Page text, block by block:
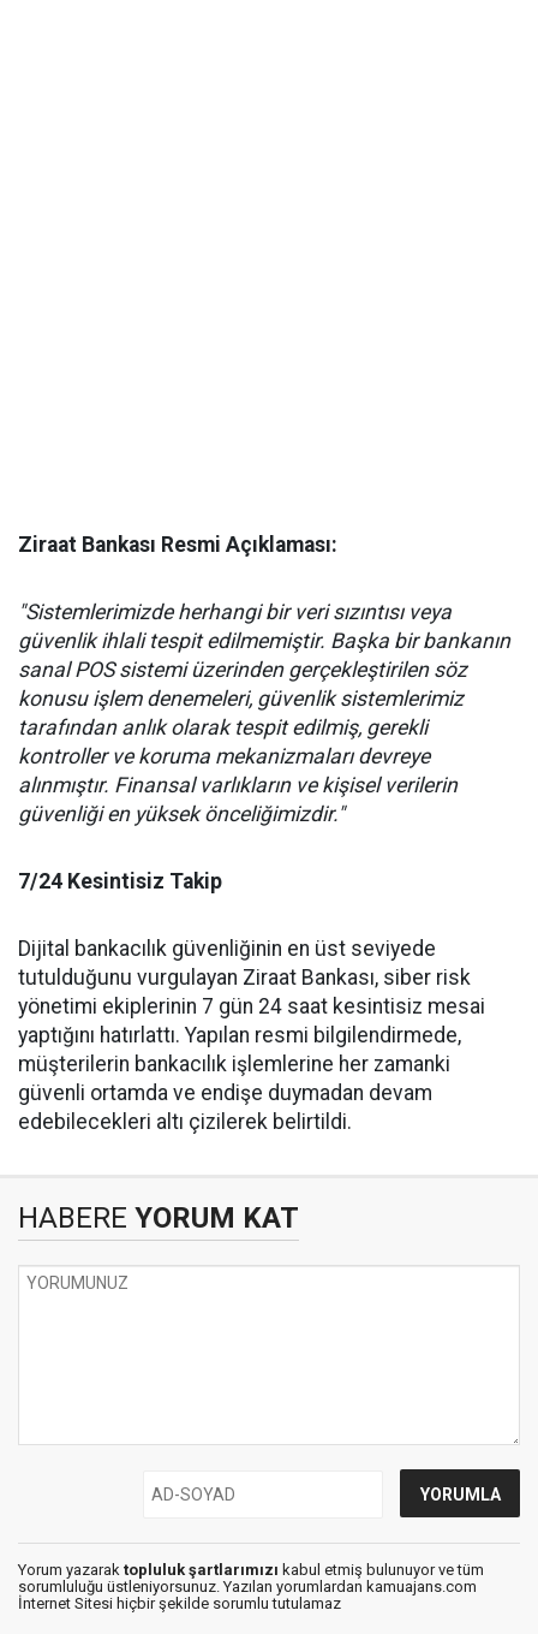
​Ziraat Bankası Resmi Açıklaması:
"Sistemlerimizde herhangi bir veri sızıntısı veya
güvenlik ihlali tespit edilmemiştir. Başka bir bankanın
sanal POS sistemi üzerinden gerçekleştirilen söz
konusu işlem denemeleri, güvenlik sistemlerimiz
tarafından anlık olarak tespit edilmiş, gerekli
kontroller ve koruma mekanizmaları devreye
alınmıştır. Finansal varlıkların ve kişisel verilerin
güvenliği en yüksek önceliğimizdir."
​7/24 Kesintisiz Takip
​Dijital bankacılık güvenliğinin en üst seviyede
tutulduğunu vurgulayan Ziraat Bankası, siber risk
yönetimi ekiplerinin 7 gün 24 saat kesintisiz mesai
yaptığını hatırlattı. Yapılan resmi bilgilendirmede,
müşterilerin bankacılık işlemlerine her zamanki
güvenli ortamda ve endişe duymadan devam
edebilecekleri altı çizilerek belirtildi.
HABERE YORUM KAT
Yorum yazarak topluluk şartlarımızı kabul etmiş bulunuyor ve tüm
sorumluluğu üstleniyorsunuz. Yazılan yorumlardan kamuajans.com
İnternet Sitesi hiçbir şekilde sorumlu tutulamaz